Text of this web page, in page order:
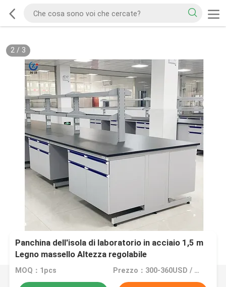
2/ 3
Panchina dell'isola di laboratorio in acciaio 1,5 m
Legno massello Altezza regolabile
MOQ：1pcs Prezzo：300-360USD / meter